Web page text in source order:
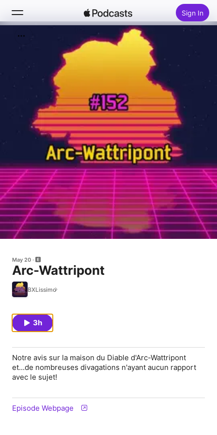
Sign In
Home
Top Charts
May 20
Arc-Wattripont
BXLissimo
3h
Notre avis sur la maison du Diable d'Arc-Wattripont
et...de nombreuses divagations n'ayant aucun rapport
avec le sujet!
Episode Webpage